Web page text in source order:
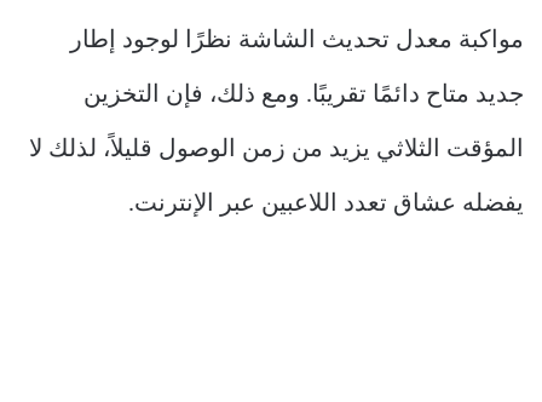
مواكبة معدل تحديث الشاشة نظرًا لوجود إطار
جديد متاح دائمًا تقريبًا. ومع ذلك، فإن التخزين
المؤقت الثلاثي يزيد من زمن الوصول قليلاً، لذلك لا
يفضله عشاق تعدد اللاعبين عبر الإنترنت.